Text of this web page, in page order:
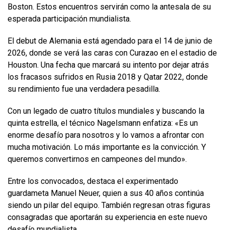
Boston. Estos encuentros servirán como la antesala de su
esperada participación mundialista.
El debut de Alemania está agendado para el 14 de junio de
2026, donde se verá las caras con Curazao en el estadio de
Houston. Una fecha que marcará su intento por dejar atrás
los fracasos sufridos en Rusia 2018 y Qatar 2022, donde
su rendimiento fue una verdadera pesadilla.
Con un legado de cuatro títulos mundiales y buscando la
quinta estrella, el técnico Nagelsmann enfatiza: «Es un
enorme desafío para nosotros y lo vamos a afrontar con
mucha motivación. Lo más importante es la convicción. Y
queremos convertirnos en campeones del mundo».
Entre los convocados, destaca el experimentado
guardameta Manuel Neuer, quien a sus 40 años continúa
siendo un pilar del equipo. También regresan otras figuras
consagradas que aportarán su experiencia en este nuevo